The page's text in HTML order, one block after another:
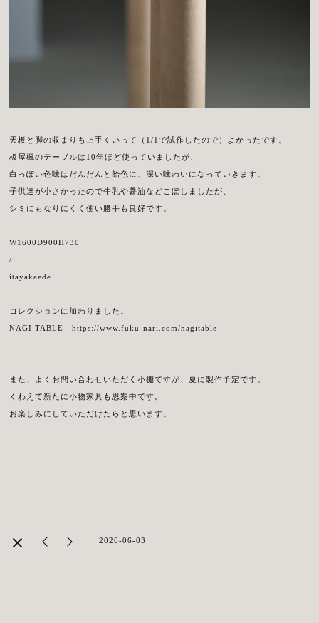
天板と脚の収まりも上手くいって（1/1で試作したので）よかったです。
板屋楓のテーブルは10年ほど使っていましたが、
白っぽい色味はだんだんと飴色に、深い味わいになっていきます。
子供達が小さかったので牛乳や醤油などこぼしましたが、
シミにもなりにくく使い勝手も良好です。
W1600D900H730
/
itayakaede
コレクションに加わりました。
NAGI TABLEhttps://www.fuku-nari.com/nagitable
また、よくお問い合わせいただく小棚ですが、夏に製作予定です。
くわえて新たに小物家具も思案中です。
お楽しみにしていただけたらと思います。
2026-06-03